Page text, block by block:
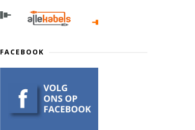
FACEBOOK